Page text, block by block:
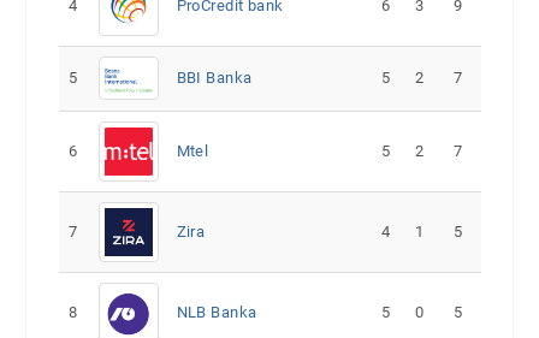
4 ProCredit bank 6 3 9
5 BBI Banka 5 2 7
6 Mtel 5 2 7
7 Zira 4 1 5
8 NLB Banka 5 0 5